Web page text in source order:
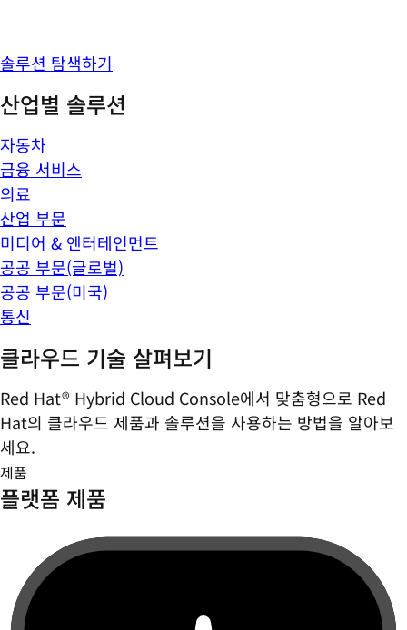
솔루션 탐색하기
산업별 솔루션
자동차
금융 서비스
의료
산업 부문
미디어 & 엔터테인먼트
공공 부문(글로벌)
공공 부문(미국)
통신
클라우드 기술 살펴보기
Red Hat® Hybrid Cloud Console에서 맞춤형으로 Red
Hat의 클라우드 제품과 솔루션을 사용하는 방법을 알아보
세요.
제품
플랫폼 제품